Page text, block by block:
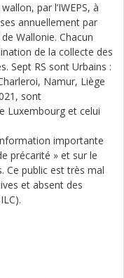
par l’IWEPS, à
annuellement par
Wallonie. Chacun
de la collecte des
Sept RS sont Urbains :
Namur, Liège
sont
Luxembourg et celui
importante
précarité » et sur le
Ce public est très mal
et absent des